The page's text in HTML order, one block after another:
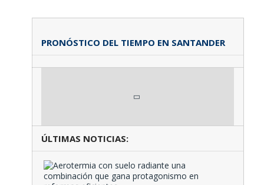
PRONÓSTICO DEL TIEMPO EN SANTANDER
ÚLTIMAS NOTICIAS: